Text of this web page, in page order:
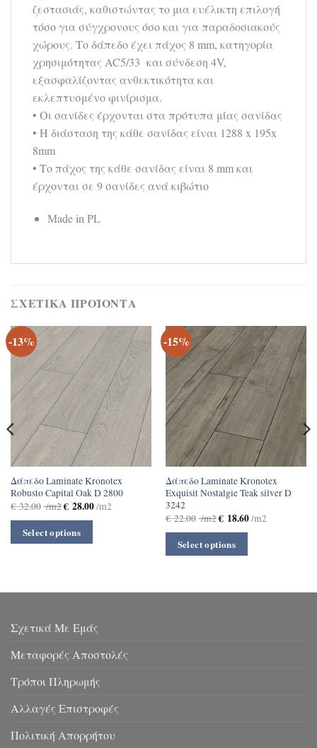
ζεστασιάς, καθιστώντας το μια ευέλικτη επιλογή
τόσο για σύγχρονους όσο και για παραδοσιακούς
χώρους. Το δάπεδο έχει πάχος 8 mm, κατηγορία
χρησιμότητας AC5/33 και σύνδεση 4V,
εξασφαλίζοντας ανθεκτικότητα και
εκλεπτυσμένο φινίρισμα.
• Οι σανίδες έρχονται στα πρότυπα μίας σανίδας
• Η διάσταση της κάθε σανίδας είναι 1288 x 195x
8mm
• Το πάχος της κάθε σανίδας είναι 8 mm και
έρχονται σε 9 σανίδες ανά κιβώτιο
Made in PL
ΣΧΕΤΙΚΆ ΠΡΟΪΌΝΤΑ
-13%
Δάπεδο Laminate Kronotex
Robusto Capital Oak D 2800
€32.00 /m2€28.00/m2
Select options
-15%
Δάπεδο Laminate Kronotex
Exquisit Nostalgie Teak silver D
3242
€22.00 /m2€18.60/m2
Select options
Σχετικά Με Εμάς
Μεταφορές Αποστολές
Τρόποι Πληρωμής
Αλλαγές Επιστροφές
Πολιτική Απορρήτου